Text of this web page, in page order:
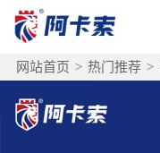
网站首页 > 热门推荐 >